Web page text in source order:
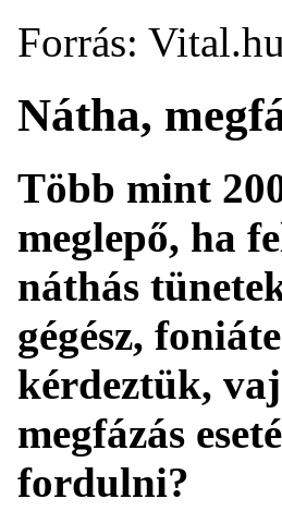
Forrás:
Nátha,
Több mint
meglepő, ha
náthás
gégész,
kérdeztük,
megfázás
fordulni?